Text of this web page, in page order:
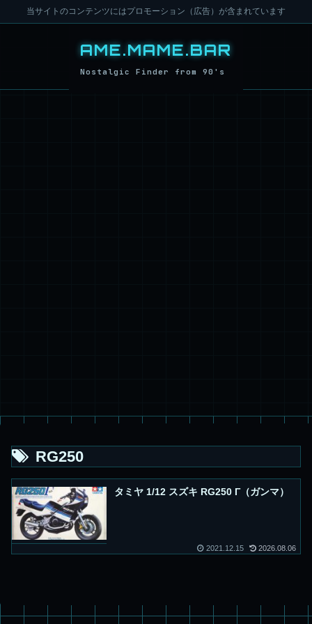
当サイトのコンテンツにはプロモーション（広告）が含まれています
RG250
タミヤ 1/12 スズキ RG250 Γ（ガンマ）
2021.12.15 2026.08.06